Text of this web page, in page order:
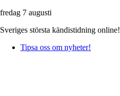
fredag 7 augusti
Sveriges största kändistidning online!
Tipsa oss om nyheter!